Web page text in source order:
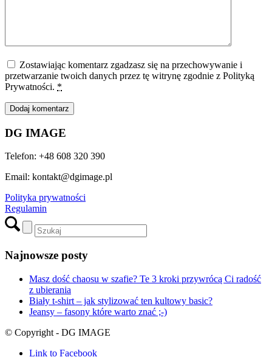
Zostawiając komentarz zgadzasz się na przechowywanie i
przetwarzanie twoich danych przez tę witrynę zgodnie z Polityką
Prywatności. *
DG IMAGE
Telefon: +48 608 320 390
Email: kontakt@dgimage.pl
Polityka prywatności
Regulamin
Najnowsze posty
Masz dość chaosu w szafie? Te 3 kroki przywrócą Ci radość
z ubierania
Biały t-shirt – jak stylizować ten kultowy basic?
Jeansy – fasony które warto znać ;-)
© Copyright - DG IMAGE
Link to Facebook